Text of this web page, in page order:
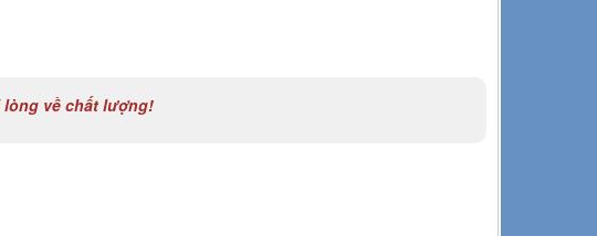
lòng về chất lượng!